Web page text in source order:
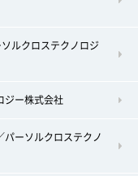
ルクロステクノロジ
ジー株式会社
パーソルクロステクノ